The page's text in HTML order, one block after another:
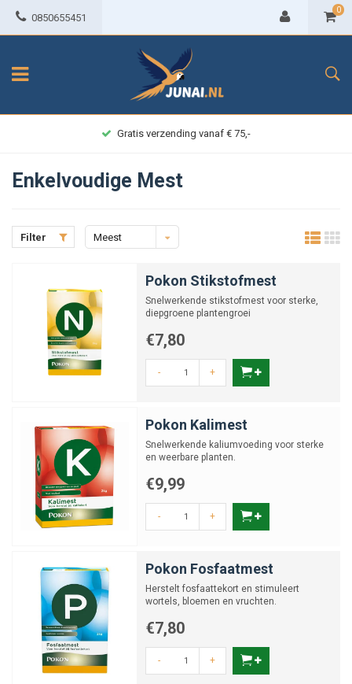
0850655451
0
Gratis verzending vanaf € 75,-
Enkelvoudige Mest
Filter
Meest
Pokon Stikstofmest
Snelwerkende stikstofmest voor sterke,
diepgroene plantengroei
€7,80
- +
Pokon Kalimest
Snelwerkende kaliumvoeding voor sterke
en weerbare planten.
€9,99
- +
Pokon Fosfaatmest
Herstelt fosfaattekort en stimuleert
wortels, bloemen en vruchten.
€7,80
- +